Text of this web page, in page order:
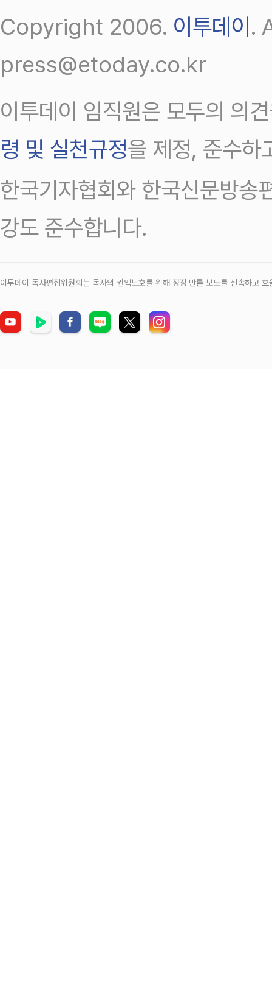
Copyright 2006. 이투데이.
press@etoday.co.kr
이투데이 임직원은 모두의 의
령 및 실천규정을 제정, 준수하
한국기자협회와 한국신문방송
강도 준수합니다.
이투데이 독자편집위원회는 독자의 권익보호를 위해 정정‧반론 보도를 신속하고